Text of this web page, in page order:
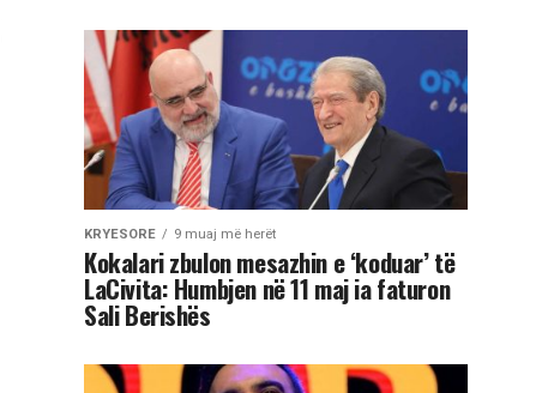
KRYESORE 9 muaj më herët
Kokalari zbulon mesazhin e ‘koduar’ të
LaCivita: Humbjen në 11 maj ia faturon
Sali Berishës